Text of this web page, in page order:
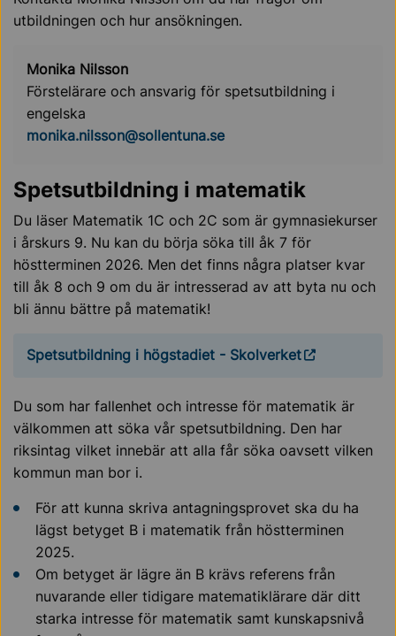
utbildningen och hur ansökningen.
Monika Nilsson
Förstelärare och ansvarig för spetsutbildning i
engelska
monika.nilsson@sollentuna.se
Spetsutbildning i matematik
Du läser Matematik 1C och 2C som är gymnasiekurser
i årskurs 9. Nu kan du börja söka till åk 7 för
höstterminen 2026. Men det finns några platser kvar
till åk 8 och 9 om du är intresserad av att byta nu och
bli ännu bättre på matematik!
Spetsutbildning i högstadiet - Skolverket
Du som har fallenhet och intresse för matematik är
välkommen att söka vår spetsutbildning. Den har
riksintag vilket innebär att alla får söka oavsett vilken
kommun man bor i.
För att kunna skriva antagningsprovet ska du ha
lägst betyget B i matematik från höstterminen
2025.
Om betyget är lägre än B krävs referens från
nuvarande eller tidigare matematiklärare där ditt
starka intresse för matematik samt kunskapsnivå